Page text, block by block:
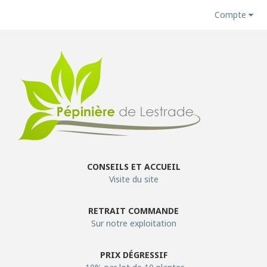
Compte
CONSEILS ET ACCUEIL
Visite du site
RETRAIT COMMANDE
Sur notre exploitation
PRIX DÉGRESSIF